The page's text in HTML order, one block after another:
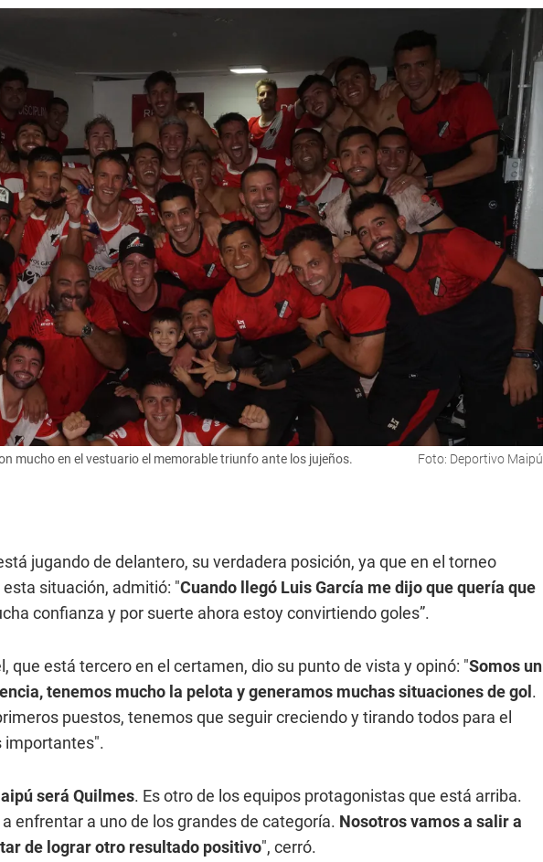
mucho en el vestuario el memorable triunfo ante los jujeños. Foto: Deportivo Maipú
jugando de delantero, su verdadera posición, ya que en el torneo
situación, admitió: "Cuando llegó Luis García me dijo que quería que
confianza y por suerte ahora estoy convirtiendo goles”.
que está tercero en el certamen, dio su punto de vista y opinó: "Somos un
tenemos mucho la pelota y generamos muchas situaciones de gol .
puestos, tenemos que seguir creciendo y tirando todos para el
importantes".
será Quilmes. Es otro de los equipos protagonistas que está arriba.
enfrentar a uno de los grandes de categoría. Nosotros vamos a salir a
de lograr otro resultado positivo", cerró.